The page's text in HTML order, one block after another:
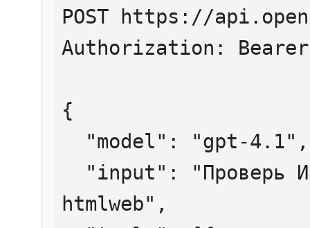
POST https://
Authorization:
{
htmlweb",